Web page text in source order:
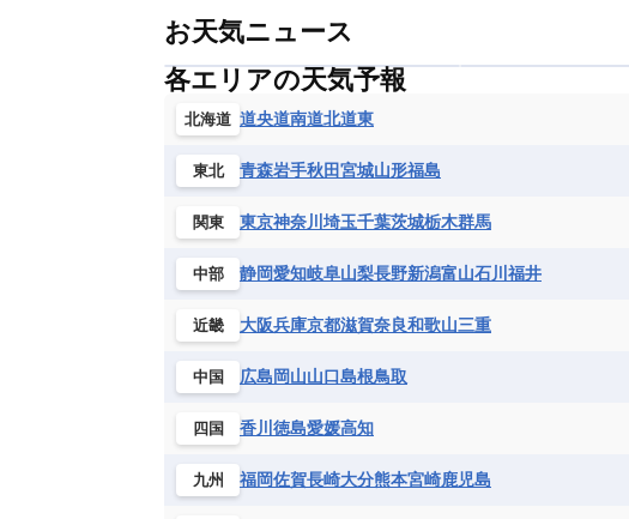
お天気ニュース
各エリアの天気予報
北海道 道央道南道北道東
東北 青森岩手秋田宮城山形福島
関東 東京神奈川 埼玉千葉茨城栃木群馬
中部 静岡愛知岐阜山梨長野新潟富山石川 福井
近畿 大阪兵庫京都滋賀奈良和歌山三重
中国 広島岡山山口島根鳥取
四国 香川 徳島愛媛高知
九州 福岡佐賀長崎大分熊本宮崎鹿児島